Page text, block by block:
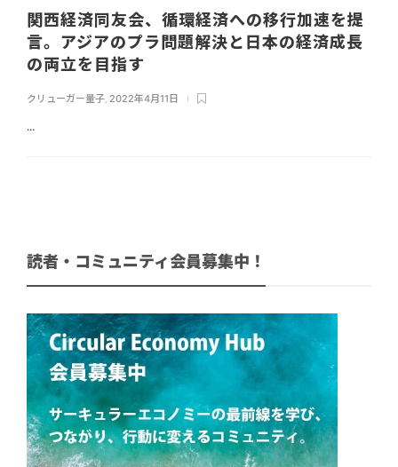
関西経済同友会、循環経済への移行加速を提
言。アジアのプラ問題解決と日本の経済成長
の両立を目指す
クリューガー量子, 2022年4月11日
...
読者・コミュニティ会員募集中！